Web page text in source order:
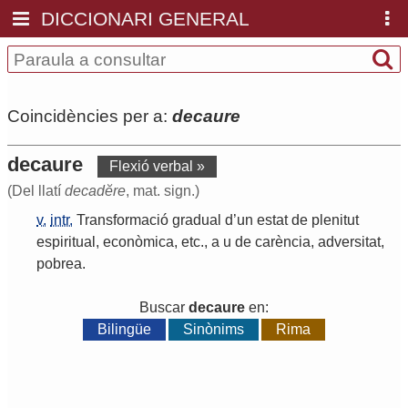
DICCIONARI GENERAL
Coincidències per a: decaure
decaure
Flexió verbal »
(Del llatí decadĕre, mat. sign.)
v. intr. Transformació gradual d’un estat de plenitut
espiritual , econòmica, etc., a u de carència, adversitat,
pobrea.
Buscar decaure en:
Bilingüe
Sinònims Rima